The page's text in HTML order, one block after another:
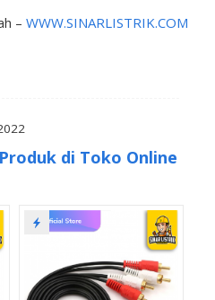
– WWW.SINARLISTRIK.COM
di Toko Online